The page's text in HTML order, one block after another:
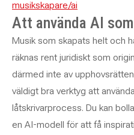
musikskapare/ai
Att använda AI
Musik som skapats helt och
räknas rent juridiskt som
därmed inte av
väldigt bra verktyg att
låtskrivarprocess. Du kan
en AI-modell för att få